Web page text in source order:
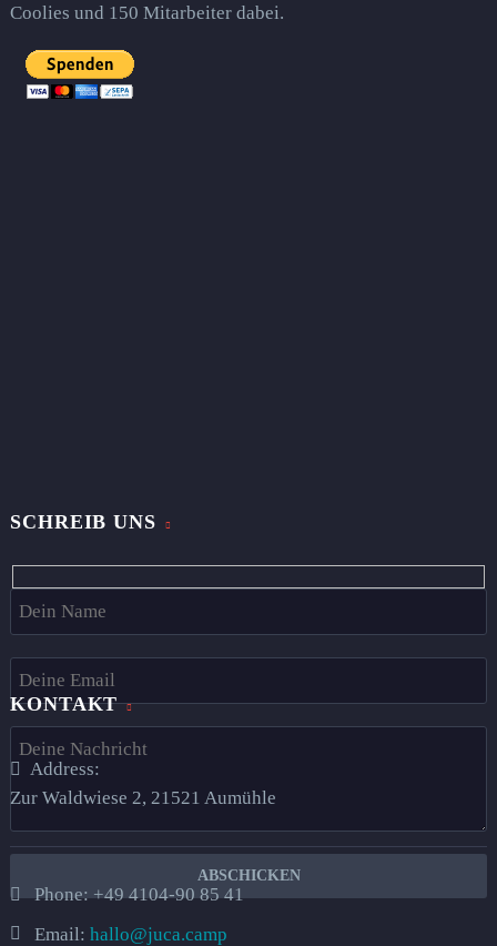
Coolies und 150 Mitarbeiter dabei.
SCHREIB UNS
Hidden
fields
KONTAKT
Address:
Zur Waldwiese 2, 21521 Aumühle​
Phone:+49 4104-90 85 41
Email: hallo@juca.camp